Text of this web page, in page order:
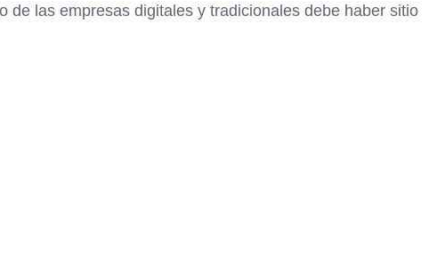
las empresas digitales y tradicionales debe haber sitio